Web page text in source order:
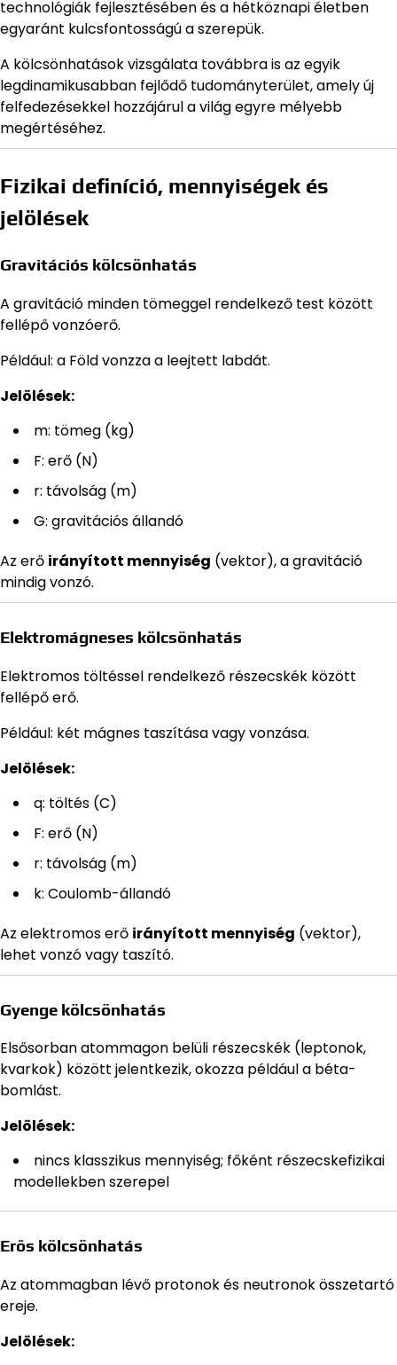
technológiák fejlesztésében és a hétköznapi életben
egyaránt kulcsfontosságú a szerepük.
A kölcsönhatások vizsgálata továbbra is az egyik
legdinamikusabban fejlődő tudományterület, amely új
felfedezésekkel hozzájárul a világ egyre mélyebb
megértéséhez.
Fizikai definíció, mennyiségek és
jelölések
Gravitációs kölcsönhatás
A gravitáció minden tömeggel rendelkező test között
fellépő vonzóerő.
Például: a Föld vonzza a leejtett labdát.
Jelölések:
m: tömeg (kg)
F: erő (N)
r: távolság (m)
G: gravitációs állandó
Az erő irányított mennyiség (vektor), a gravitáció
mindig vonzó.
Elektromágneses kölcsönhatás
Elektromos töltéssel rendelkező részecskék között
fellépő erő.
Például: két mágnes taszítása vagy vonzása.
Jelölések:
q: töltés (C)
F: erő (N)
r: távolság (m)
k: Coulomb-állandó
Az elektromos erő irányított mennyiség (vektor),
lehet vonzó vagy taszító.
Gyenge kölcsönhatás
Elsősorban atommagon belüli részecskék (leptonok,
kvarkok) között jelentkezik, okozza például a béta-
bomlást.
Jelölések:
nincs klasszikus mennyiség; főként részecskefizikai
modellekben szerepel
Erős kölcsönhatás
Az atommagban lévő protonok és neutronok összetartó
ereje.
Jelölések: